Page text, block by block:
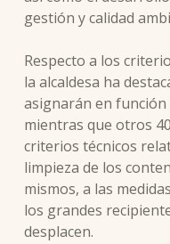
gestión y calidad
Respecto a los
la alcaldesa ha
asignarán en función
mientras que otros
criterios técnicos
limpieza de los
mismos, a las
los grandes
desplacen.